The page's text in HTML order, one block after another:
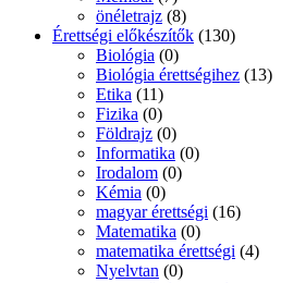
önéletrajz (8)
Érettségi előkészítők (130)
Biológia (0)
Biológia érettségihez (13)
Etika (11)
Fizika (0)
Földrajz (0)
Informatika (0)
Irodalom (0)
Kémia (0)
magyar érettségi (16)
Matematika (0)
matematika érettségi (4)
Nyelvtan (0)